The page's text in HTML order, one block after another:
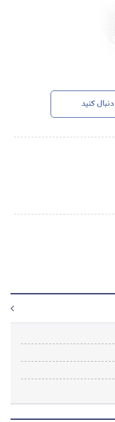
دنبال کنید